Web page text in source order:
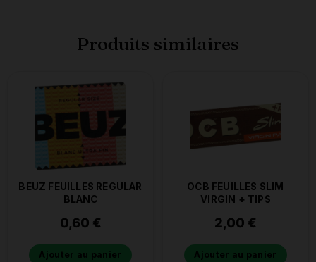
Produits similaires
BEUZ FEUILLES REGULAR
BLANC
0,60 €
Ajouter au panier
OCB FEUILLES SLIM
VIRGIN + TIPS
2,00 €
Ajouter au panier